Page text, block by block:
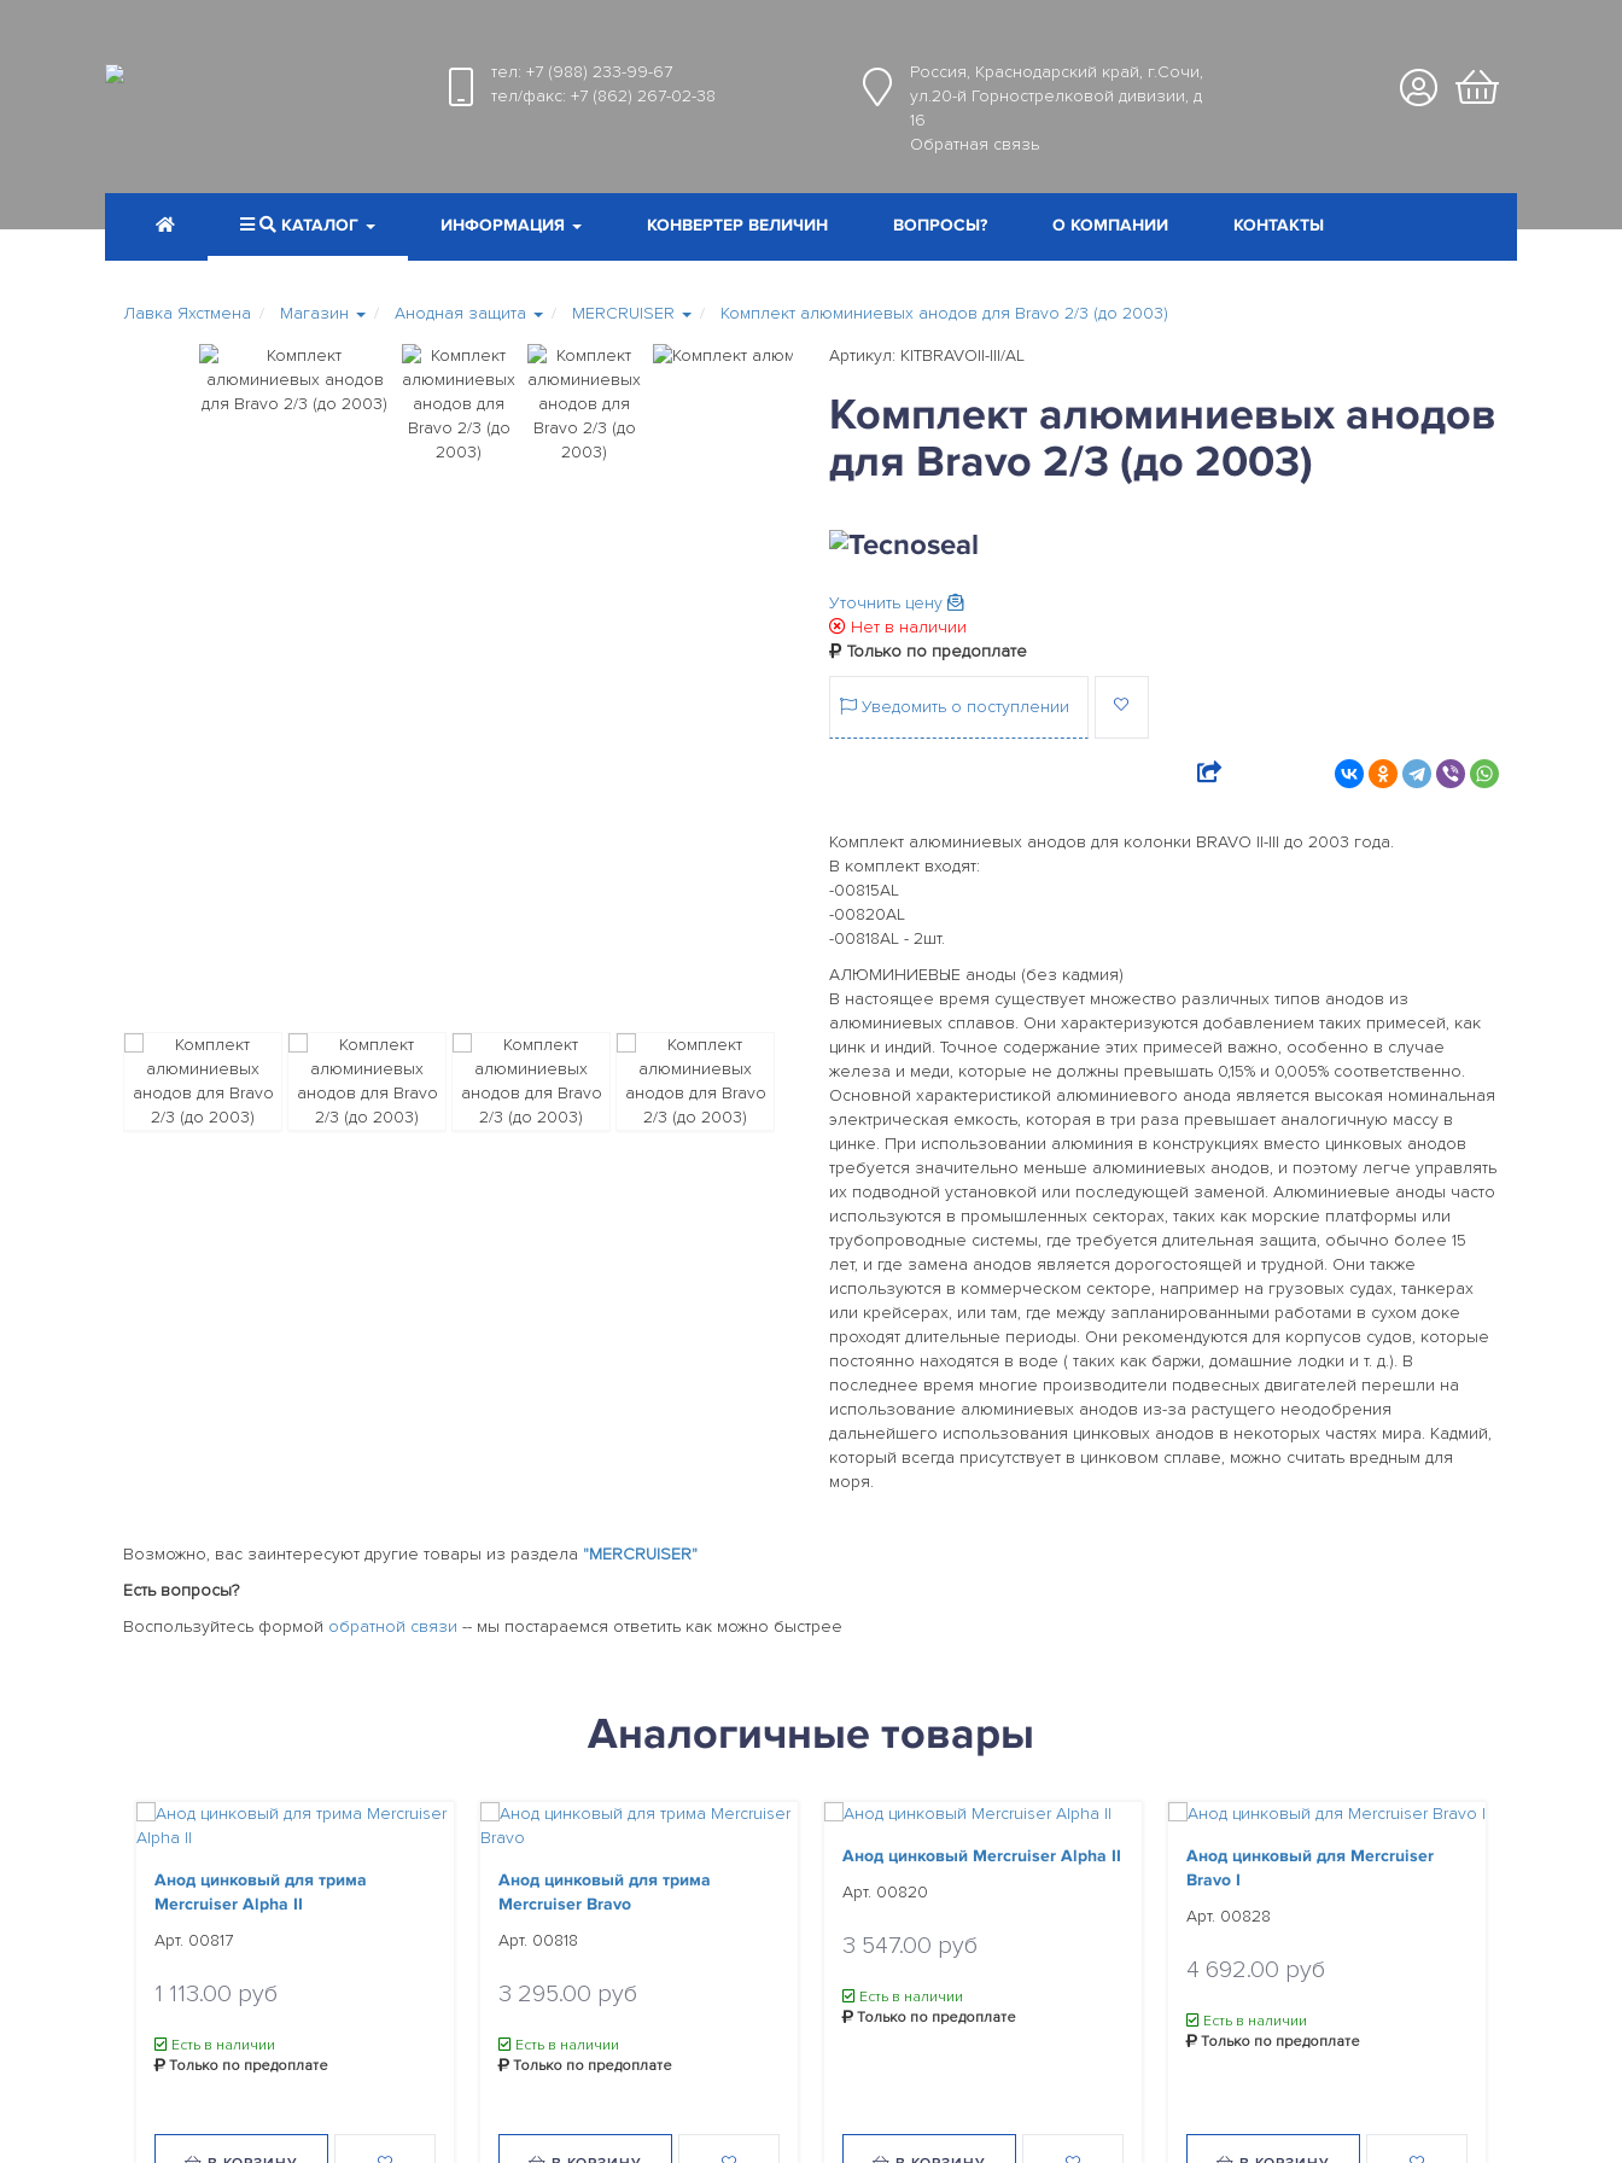
тел: +7 (988) 233-99-67
тел/факс: +7 (862) 267-02-38
Россия, Краснодарский край, г.Сочи,
ул.20-й Горнострелковой дивизии, д
16
Обратная связь
КАТАЛОГ ИНФОРМАЦИЯ КОНВЕРТЕР ВЕЛИЧИН ВОПРОСЫ? О КОМПАНИИ КОНТАКТЫ
Лавка Яхстмена Магазин Анодная защита MERCRUISER Комплект алюминиевых анодов для Bravo 2/3 (до 2003)
Артикул: KITBRAVOII-III/AL
Комплект алюминиевых анодов
для Bravo 2/3 (до 2003)
Уточнить цену
Нет в наличии
Только по предоплате
Уведомить о поступлении
Комплект алюминиевых анодов для колонки BRAVO II-III до 2003 года.
В комплект входят:
-00815AL
-00820AL
-00818AL - 2шт.
АЛЮМИНИЕВЫЕ аноды (без кадмия)
В настоящее время существует множество различных типов анодов из
алюминиевых сплавов. Они характеризуются добавлением таких примесей, как
цинк и индий. Точное содержание этих примесей важно, особенно в случае
железа и меди, которые не должны превышать 0,15% и 0,005% соответственно.
Основной характеристикой алюминиевого анода является высокая номинальная
электрическая емкость, которая в три раза превышает аналогичную массу в
цинке. При использовании алюминия в конструкциях вместо цинковых анодов
требуется значительно меньше алюминиевых анодов, и поэтому легче управлять
их подводной установкой или последующей заменой. Алюминиевые аноды часто
используются в промышленных секторах, таких как морские платформы или
трубопроводные системы, где требуется длительная защита, обычно более 15
лет, и где замена анодов является дорогостоящей и трудной. Они также
используются в коммерческом секторе, например на грузовых судах, танкерах
или крейсерах, или там, где между запланированными работами в сухом доке
проходят длительные периоды. Они рекомендуются для корпусов судов, которые
постоянно находятся в воде ( таких как баржи, домашние лодки и т. д.). В
последнее время многие производители подвесных двигателей перешли на
использование алюминиевых анодов из-за растущего неодобрения
дальнейшего использования цинковых анодов в некоторых частях мира. Кадмий,
который всегда присутствует в цинковом сплаве, можно считать вредным для
моря.
Возможно, вас заинтересуют другие товары из раздела "MERCRUISER"
Есть вопросы?
Воспользуйтесь формой обратной связи -- мы постараемся ответить как можно быстрее
Аналогичные товары
Анод цинковый для трима
Mercruiser Alpha II
Арт. 00817
1 113.00 руб
Есть в наличии
Только по предоплате
Анод цинковый для трима
Mercruiser Bravo
Арт. 00818
3 295.00 руб
Есть в наличии
Только по предоплате
Анод цинковый Mercruiser Alpha II
Арт. 00820
3 547.00 руб
Есть в наличии
Только по предоплате
Анод цинковый для Mercruiser
Bravo I
Арт. 00828
4 692.00 руб
Есть в наличии
Только по предоплате